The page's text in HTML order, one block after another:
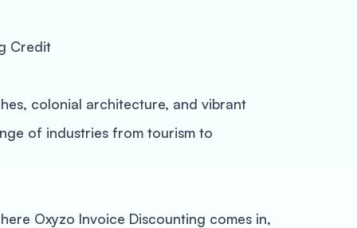
Credit
colonial architecture, and vibrant
of industries from tourism to
Oxyzo Invoice Discounting comes in,